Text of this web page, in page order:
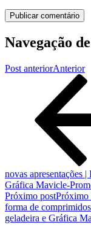
Navegação
Post anteriorAnterior
novas apresentações
Gráfica Mavicle-
Próximo postPróximo
forma de
geladeira e Gráfica